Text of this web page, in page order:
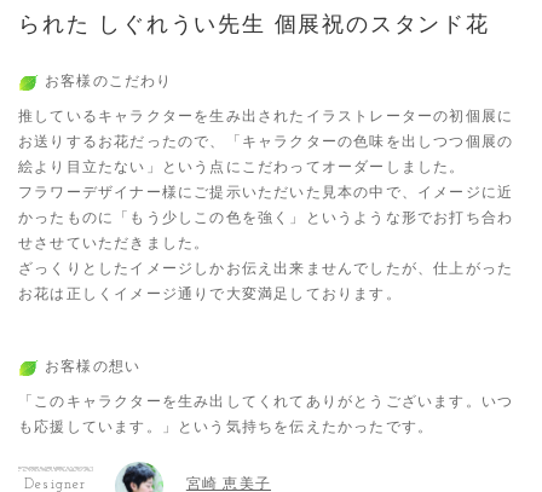
られた しぐれうい先生 個展祝のスタンド花
お客様のこだわり
推しているキャラクターを生み出されたイラストレーターの初個展に
お送りするお花だったので、「キャラクターの色味を出しつつ個展の
絵より目立たない」という点にこだわってオーダーしました。
フラワーデザイナー様にご提示いただいた見本の中で、イメージに近
かったものに「もう少しこの色を強く」というような形でお打ち合わ
せさせていただきました。
ざっくりとしたイメージしかお伝え出来ませんでしたが、仕上がった
お花は正しくイメージ通りで大変満足しております。
お客様の想い
「このキャラクターを生み出してくれてありがとうございます。いつ
も応援しています。」という気持ちを伝えたかったです。
Designer 宮崎 恵美子